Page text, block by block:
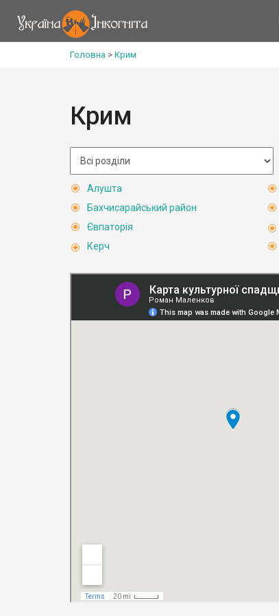
Головна > Крим
Крим
Алушта
Бахчисарайський район
Євпаторія
Керч